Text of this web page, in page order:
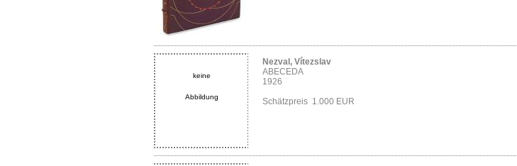
keine
Abbildung
Nezval, Vítezslav
ABECEDA
1926
Schätzpreis 1.000 EUR